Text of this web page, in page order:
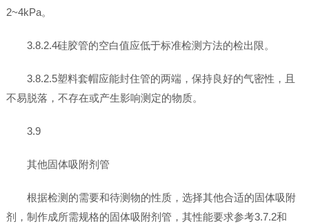
2~4kPa。
3.8.2.4硅胶管的空白值应低于标准检测方法的检出限。
3.8.2.5塑料套帽应能封住管的两端，保持良好的气密性，且
不易脱落，不存在或产生影响测定的物质。
3.9
其他固体吸附剂管
根据检测的需要和待测物的性质，选择其他合适的固体吸附
剂，制作成所需规格的固体吸附剂管，其性能要求参考3.7.2和